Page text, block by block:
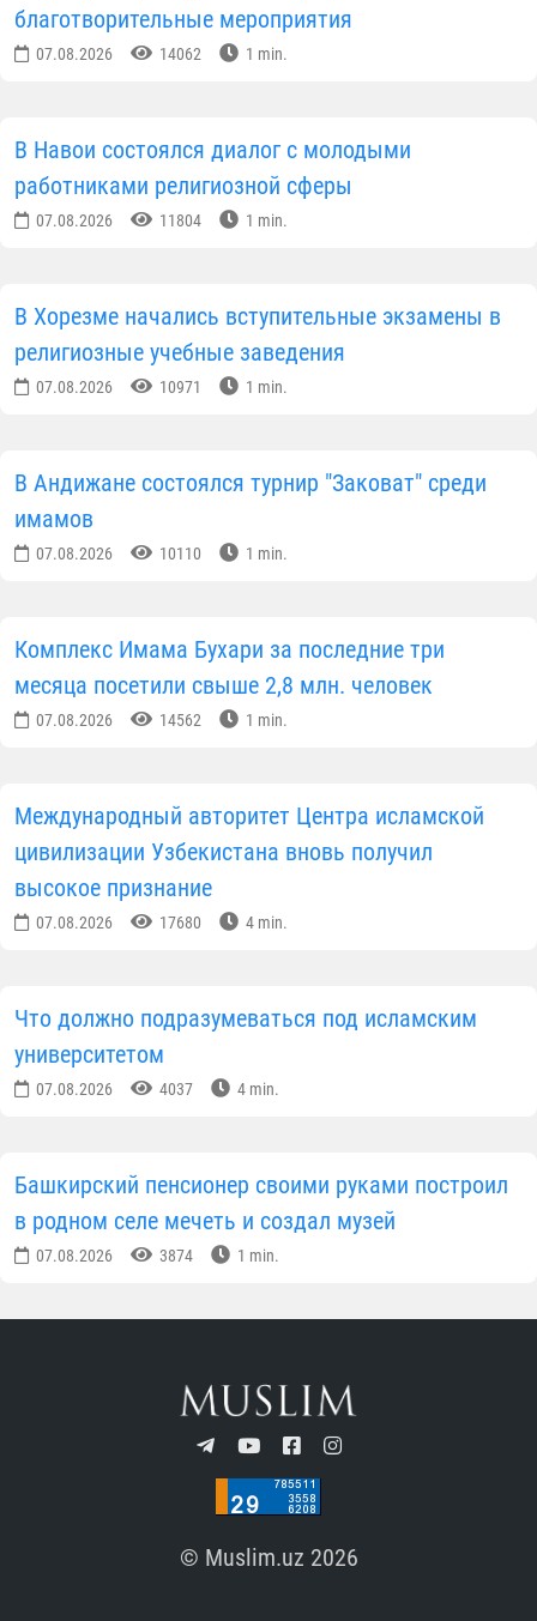
благотворительные мероприятия
07.08.2026 14062 1 min.
В Навои состоялся диалог с молодыми
работниками религиозной сферы
07.08.2026 11804 1 min.
В Хорезме начались вступительные экзамены в
религиозные учебные заведения
07.08.2026 10971 1 min.
В Андижане состоялся турнир "Заковат" среди
имамов
07.08.2026 10110 1 min.
Комплекс Имама Бухари за последние три
месяца посетили свыше 2,8 млн. человек
07.08.2026 14562 1 min.
Международный авторитет Центра исламской
цивилизации Узбекистана вновь получил
высокое признание
07.08.2026 17680 4 min.
Что должно подразумеваться под исламским
университетом
07.08.2026 4037 4 min.
Башкирский пенсионер своими руками построил
в родном селе мечеть и создал музей
07.08.2026 3874 1 min.
© Muslim.uz 2026